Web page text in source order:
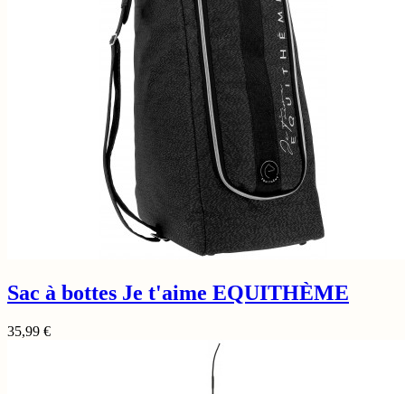
Sac à bottes Je t'aime EQUITHÈME
35,99 €